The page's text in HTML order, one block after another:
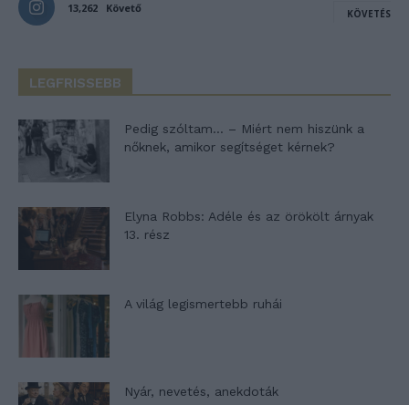
13,262 Követő KÖVETÉS
LEGFRISSEBB
Pedig szóltam… – Miért nem hiszünk a
nőknek, amikor segítséget kérnek?
Elyna Robbs: Adéle és az örökölt árnyak
13. rész
A világ legismertebb ruhái
Nyár, nevetés, anekdoták